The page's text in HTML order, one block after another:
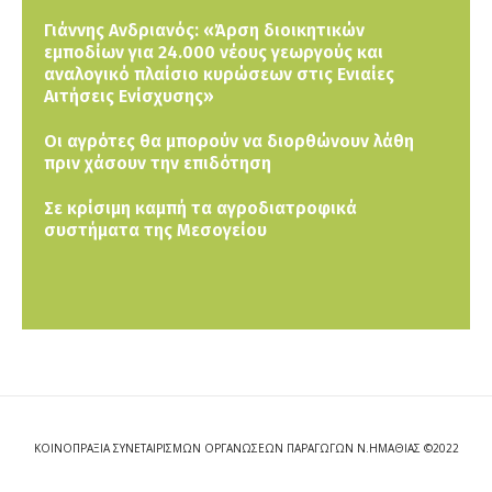
Γιάννης Ανδριανός: «Άρση διοικητικών
εμποδίων για 24.000 νέους γεωργούς και
αναλογικό πλαίσιο κυρώσεων στις Ενιαίες
Αιτήσεις Ενίσχυσης»
Οι αγρότες θα μπορούν να διορθώνουν λάθη
πριν χάσουν την επιδότηση
Σε κρίσιμη καμπή τα αγροδιατροφικά
συστήματα της Μεσογείου
ΚΟΙΝΟΠΡΑΞΙΑ ΣΥΝΕΤΑΙΡΙΣΜΩΝ ΟΡΓΑΝΩΣΕΩΝ ΠΑΡΑΓΩΓΩΝ Ν.ΗΜΑΘΙΑΣ ©2022